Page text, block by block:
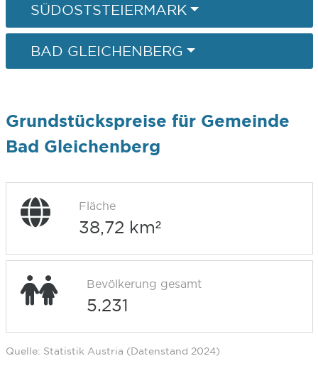
SÜDOSTSTEIERMARK
BAD GLEICHENBERG
Grundstückspreise für Gemeinde
Bad Gleichenberg
Fläche
38,72 km²
Bevölkerung gesamt
5.231
Quelle: Statistik Austria (Datenstand 2024)